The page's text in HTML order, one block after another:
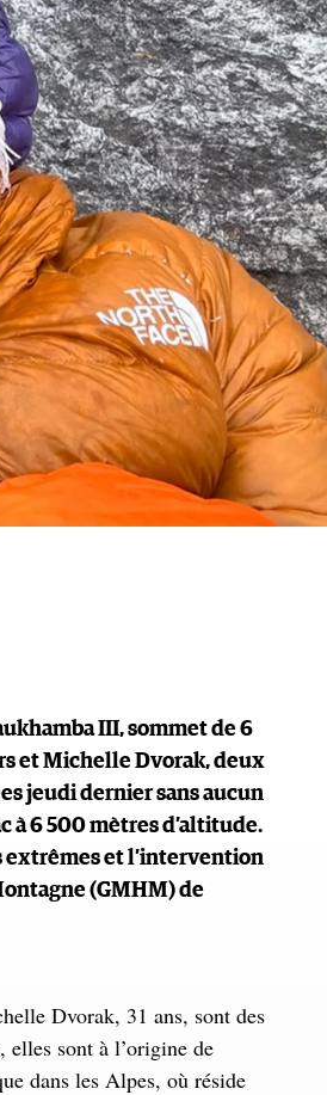
III, sommet de 6
et Michelle Dvorak, deux
jeudi dernier sans aucun
à 6 500 mètres d’altitude.
extrêmes et l’intervention
(GMHM) de
Dvorak, 31 ans, sont des
elles sont à l’origine de
dans les Alpes, où réside